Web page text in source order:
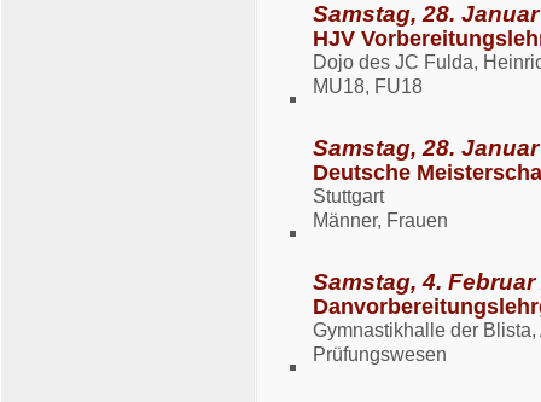
Samstag, 28.
HJV
Dojo des JC Fulda,
MU18, FU18
Samstag, 28.
Deutsche
Stuttgart
Männer, Frauen
Samstag, 4.
Gymnastikhalle der
Prüfungswesen